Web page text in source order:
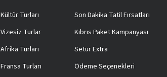
Kültür Turları
Vizesiz Turlar
Afrika Turları
Fransa Turları
Son Dakika Tatil Fırsatları
Kıbrıs Paket Kampanyası
Setur Extra
Ödeme Seçenekleri